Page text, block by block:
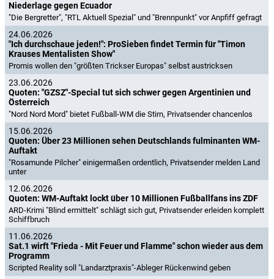
Niederlage gegen Ecuador
"Die Bergretter", "RTL Aktuell Spezial" und "Brennpunkt" vor Anpfiff gefragt
24.06.2026
"Ich durchschaue jeden!": ProSieben findet Termin für "Timon
Krauses Mentalisten Show"
Promis wollen den "größten Trickser Europas" selbst austricksen
23.06.2026
Quoten: "GZSZ"-Special tut sich schwer gegen Argentinien und
Österreich
"Nord Nord Mord" bietet Fußball-WM die Stirn, Privatsender chancenlos
15.06.2026
Quoten: Über 23 Millionen sehen Deutschlands fulminanten WM-
Auftakt
"Rosamunde Pilcher" einigermaßen ordentlich, Privatsender melden Land
unter
12.06.2026
Quoten: WM-Auftakt lockt über 10 Millionen Fußballfans ins ZDF
ARD-Krimi "Blind ermittelt" schlägt sich gut, Privatsender erleiden komplett
Schiffbruch
11.06.2026
Sat.1 wirft "Frieda - Mit Feuer und Flamme" schon wieder aus dem
Programm
Scripted Reality soll "Landarztpraxis"-Ableger Rückenwind geben